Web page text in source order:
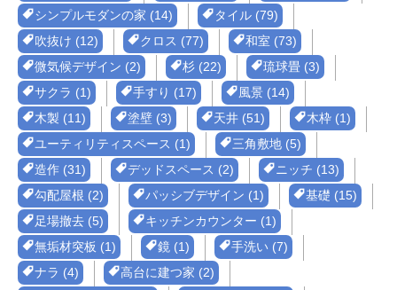
シンプルモダンの家 (14)
タイル (79)
吹抜け (12)
クロス (77)
和室 (73)
微気候デザイン (2)
杉 (22)
琉球畳 (3)
サクラ (1)
手すり (17)
風景 (14)
木製 (11)
塗壁 (3) 天井 (51)
木枠 (1)
ユーティリティスペース (1)
三角敷地 (5)
造作 (31)
デッドスペース (2)
ニッチ (13)
勾配屋根 (2)
パッシブデザイン (1)
基礎 (15)
足場撤去 (5)
キッチンカウンター (1)
無垢材突板 (1)
鏡 (1)
手洗い (7)
ナラ (4)
高台に建つ家 (2)